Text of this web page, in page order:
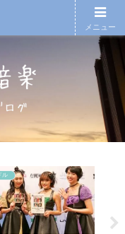
ル
メニュー